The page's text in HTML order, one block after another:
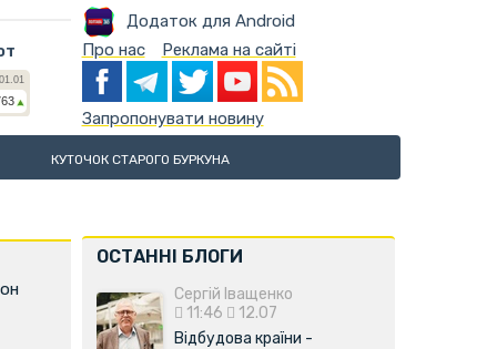
Додаток для Android
Про нас Реклама на сайті
Запропонувати новину
КУТОЧОК СТАРОГО БУРКУНА
ОСТАННІ БЛОГИ
Сергій Іващенко
11:46
12.07
Відбудова країни -